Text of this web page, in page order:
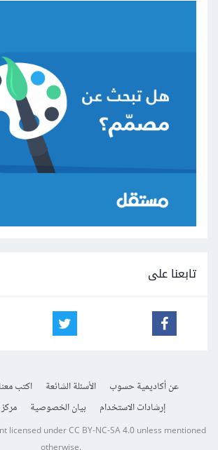
تابعنا على
عن أكاديمية حسوب الأسئلة الشائعة اكتب معنا
إرشادات الاستخدام
بيان الخصوصية
licensed underCC BY-NC-SA 4.0unless mentioned